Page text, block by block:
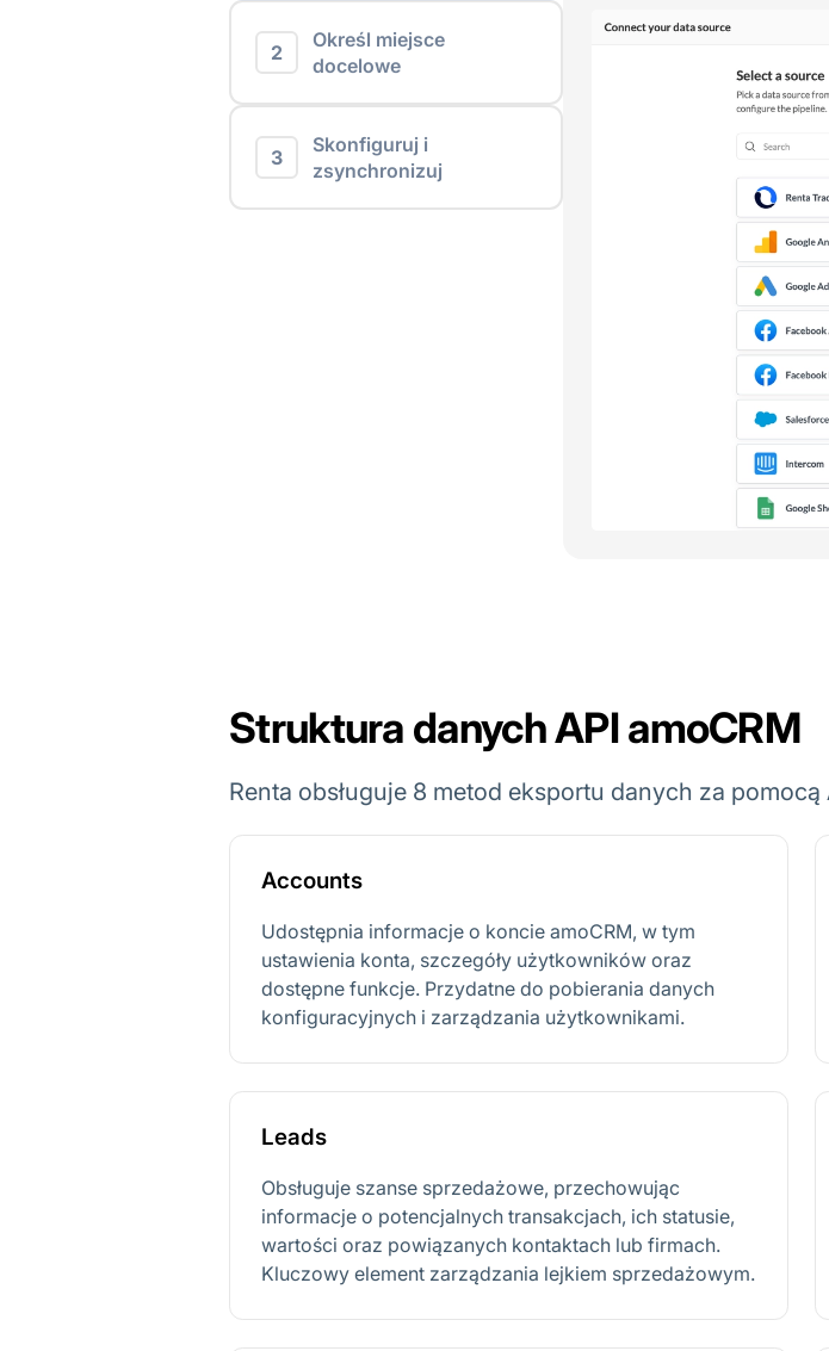
2
Określ miejsce
docelowe
3
Skonfiguruj i
zsynchronizuj
Struktura danych API amoCRM
Renta obsługuje 8 metod eksportu danych za pomocą
Accounts
Udostępnia informacje o koncie amoCRM, w tym
ustawienia konta, szczegóły użytkowników oraz
dostępne funkcje. Przydatne do pobierania danych
konfiguracyjnych i zarządzania użytkownikami.
Leads
Obsługuje szanse sprzedażowe, przechowując
informacje o potencjalnych transakcjach, ich statusie,
wartości oraz powiązanych kontaktach lub firmach.
Kluczowy element zarządzania lejkiem sprzedażowym.